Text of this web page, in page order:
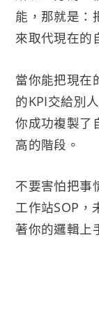
能，那就是：
來取代現在的
當你能把現在
的KPI交給別
你成功複製了
高的階段。
不要害怕把事
工作站SOP，
著你的邏輯上